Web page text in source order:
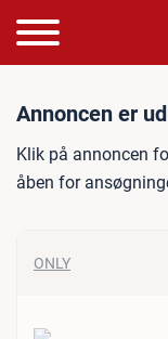
Annoncen er
Klik på annoncen
åben for
ONLY